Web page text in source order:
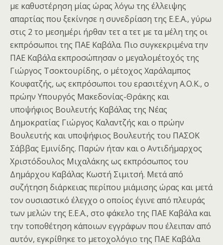
με καθυστέρηση μίας ώρας λόγω της έλλειψης
απαρτίας που ξεκίνησε η συνεδρίαση της Ε.Ε.Α., γύρω
στις 2 το μεσημέρι ήρθαν τετ α τετ με τα μέλη της οι
εκπρόσωποι της ΠΑΕ Καβάλα. Πιο συγκεκριμένα την
ΠΑΕ Καβάλα εκπροσώπησαν ο μεγαλομέτοχός της
Γιώργος Τσοκτουρίδης, ο μέτοχος Χαράλαμπος
Κουφατζής, ως εκπρόσωποι του ερασιτέχνη Α.Ο.Κ., ο
πρώην Υπουργός Μακεδονίας-Θράκης και
υποψήφιος Βουλευτής Καβάλας της Νέας
Δημοκρατίας Γιώργος Καλαντζής και ο πρώην
Βουλευτής και υποψήφιος Βουλευτής του ΠΑΣΟΚ
Σάββας Εμινίδης. Παρών ήταν και ο Αντιδήμαρχος
Χριστόδουλος Μιχαλάκης ως εκπρόσωπος του
Δημάρχου Καβάλας Κωστή Σιμιτσή. Μετά από
συζήτηση διάρκειας περίπου μιάμισης ώρας και μετά
τον ουσιαστικό έλεγχο ο οποίος έγινε από πλευράς
των μελών της Ε.Ε.Α., στο φάκελο της ΠΑΕ Καβάλα και
την τοποθέτηση κάποιων εγγράφων που έλειπαν από
αυτόν, εγκρίθηκε το μετοχολόγιο της ΠΑΕ Καβάλα